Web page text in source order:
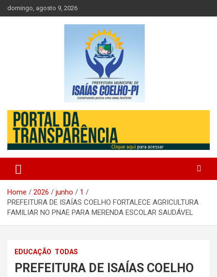
Skip
to
domingo, agosto 9, 2026
Prefeitura Municipal de Isaias
Coelho
Home 2026 junho
1
PREFEITURA DE ISAÍAS COELHO FORTALECE AGRICULTURA
FAMILIAR NO PNAE PARA MERENDA ESCOLAR SAUDÁVEL
EDUCAÇÃO TODAS
PREFEITURA DE ISAÍAS COELHO